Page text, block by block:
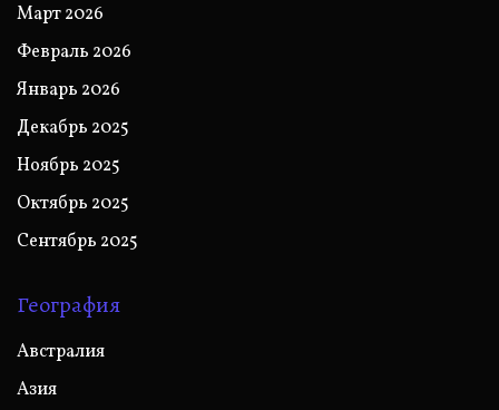
Март 2026
Февраль 2026
Январь 2026
Декабрь 2025
Ноябрь 2025
Октябрь 2025
Сентябрь 2025
География
Австралия
Азия